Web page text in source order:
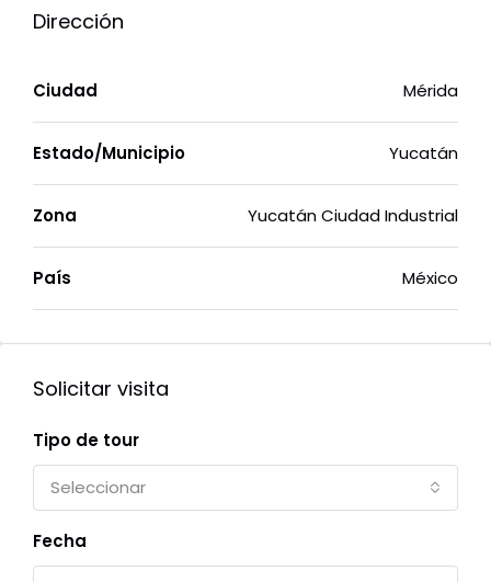
Dirección
Ciudad Mérida
Estado/Municipio Yucatán
Zona Yucatán Ciudad Industrial
País México
Solicitar visita
Tipo de tour
Seleccionar
Fecha